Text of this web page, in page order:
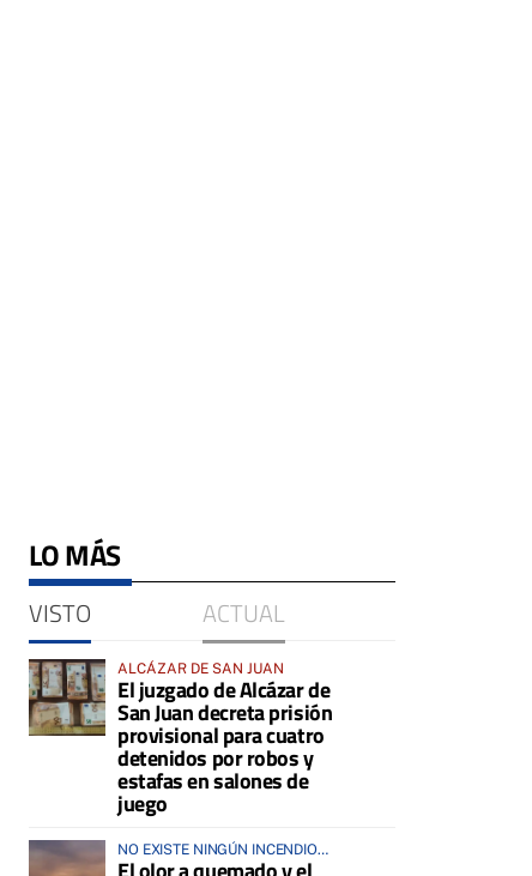
LO MÁS
VISTO ACTUAL
ALCÁZAR DE SAN JUAN
El juzgado de Alcázar de
San Juan decreta prisión
provisional para cuatro
detenidos por robos y
estafas en salones de
juego
NO EXISTE NINGÚN INCENDIO
ACTIVO EN LA COMARCA